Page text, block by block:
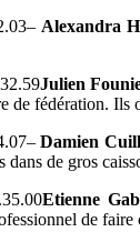
– Alexandra
Julien
de fédération. Ils
–Damien
de gros
Etienne
de